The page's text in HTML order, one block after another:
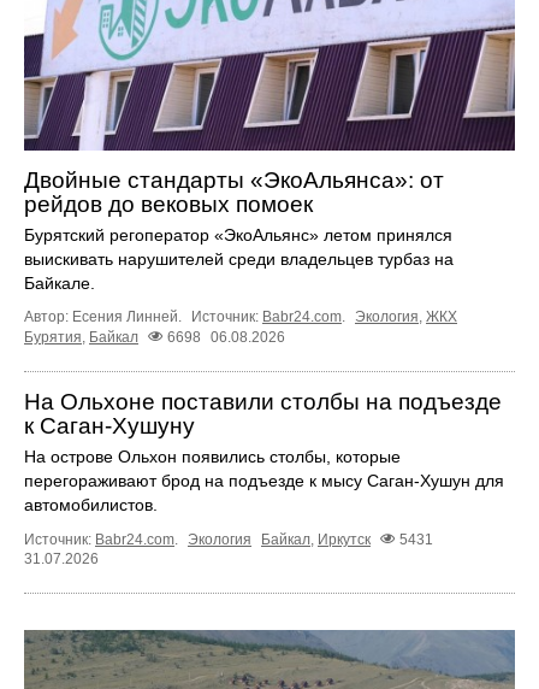
Двойные стандарты «ЭкоАльянса»: от
рейдов до вековых помоек
Бурятский регоператор «ЭкоАльянс» летом принялся
выискивать нарушителей среди владельцев турбаз на
Байкале.
Автор: Есения Линней. Источник: Babr24.com Экология ЖКХ
Бурятия Байкал 6698 06.08.2026
На Ольхоне поставили столбы на подъезде
к Саган-Хушуну
На острове Ольхон появились столбы, которые
перегораживают брод на подъезде к мысу Саган-Хушун для
автомобилистов.
Источник: Babr24.com. Экология Байкал, Иркутск
5431
31.07.2026